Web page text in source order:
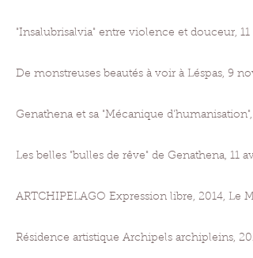
"Insalubrisalvia" entre violence et douceur, 11
De monstreuses beautés à voir à Léspas, 9
Genathena et sa "Mécanique
Les belles "bulles de rêve" de Genathena, 11
ARTCHIPELAGO Expression libre, 2014, Le
Résidence artistique Archipels archipleins,